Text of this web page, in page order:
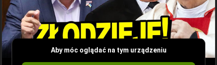
Aby móc oglądać na tym urządzeniu